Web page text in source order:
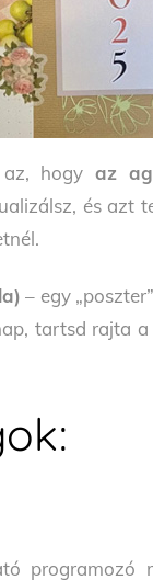
hogy az
és azt
– egy
tartsd rajta
programozó